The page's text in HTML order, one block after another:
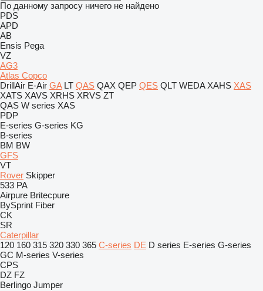
По данному запросу ничего не найдено
PDS
APD
AB
Ensis Pega
VZ
AG3
Atlas Copco
DrillAir E-Air GA LT QAS QAX QEP QES QLT WEDA XAHS XAS
XATS XAVS XRHS XRVS ZT
QAS W series XAS
PDP
E-series G-series KG
B-series
BM BW
GFS
VT
Rover Skipper
533 PA
Airpure Britecpure
BySprint Fiber
CK
SR
Caterpillar
120 160 315 320 330 365 C-series DE D series E-series G-series
GC M-series V-series
CPS
DZ FZ
Berlingo Jumper